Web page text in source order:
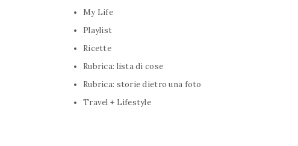
My Life
Playlist
Ricette
Rubrica: lista di cose
Rubrica: storie dietro una foto
Travel + Lifestyle